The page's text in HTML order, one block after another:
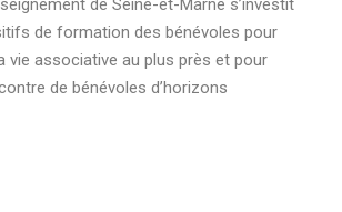
de Seine-et-Marne s’investit
de formation des bénévoles pour
vie associative au plus près et pour
de bénévoles d’horizons